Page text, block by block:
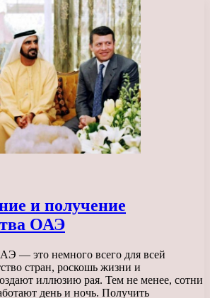
и получение
ОАЭ
— это немного всего для всей
стран, роскошь жизни и
иллюзию рая. Тем не менее, сотни
день и ночь. Получить